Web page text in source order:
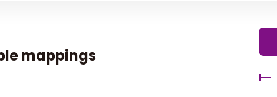
mappings